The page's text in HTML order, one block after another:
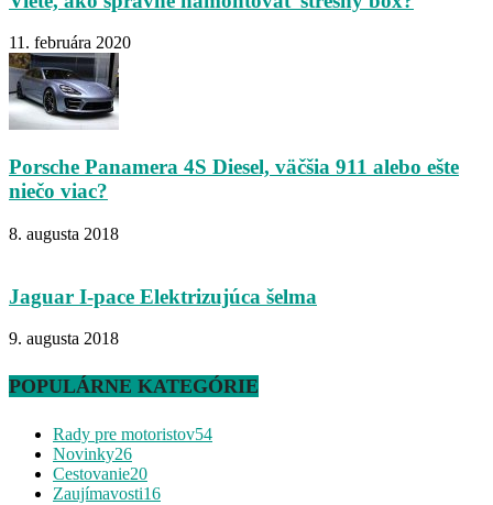
11. februára 2020
Porsche Panamera 4S Diesel, väčšia 911 alebo ešte
niečo viac?
8. augusta 2018
Jaguar I-pace Elektrizujúca šelma
9. augusta 2018
POPULÁRNE KATEGÓRIE
Rady pre motoristov54
Novinky26
Cestovanie20
Zaujímavosti16